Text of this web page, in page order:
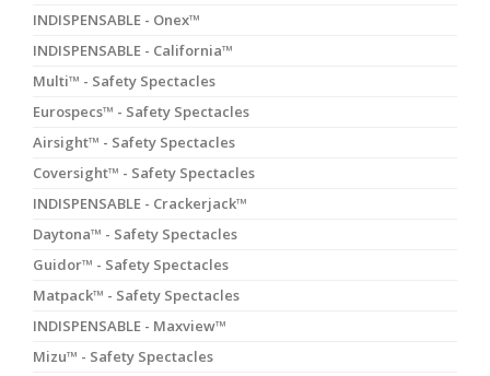
INDISPENSABLE - Onex™
INDISPENSABLE - California™
Multi™ - Safety Spectacles
Eurospecs™ - Safety Spectacles
Airsight™ - Safety Spectacles
Coversight™ - Safety Spectacles
INDISPENSABLE - Crackerjack™
Daytona™ - Safety Spectacles
Guidor™ - Safety Spectacles
Matpack™ - Safety Spectacles
INDISPENSABLE - Maxview™
Mizu™ - Safety Spectacles